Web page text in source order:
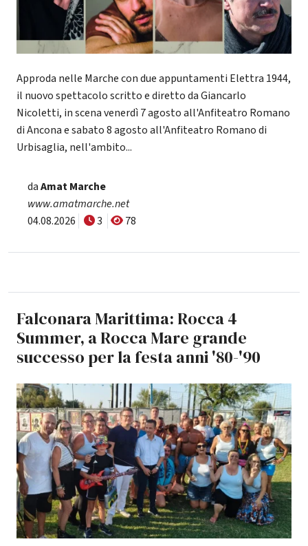
Approda nelle Marche con due appuntamenti Elettra 1944,
il nuovo spettacolo scritto e diretto da Giancarlo
Nicoletti, in scena venerdì 7 agosto all'Anfiteatro Romano
di Ancona e sabato 8 agosto all'Anfiteatro Romano di
Urbisaglia, nell'ambito...
daAmat Marche
www.amatmarche.net
04.08.2026
3 78
Falconara Marittima: Rocca 4
Summer, a Rocca Mare grande
successo per la festa anni '80-'90